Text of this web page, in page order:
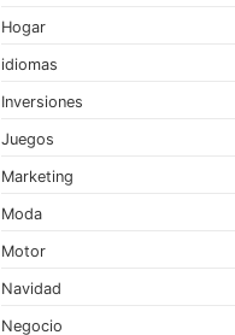
Hogar
idiomas
Inversiones
Juegos
Marketing
Moda
Motor
Navidad
Negocio